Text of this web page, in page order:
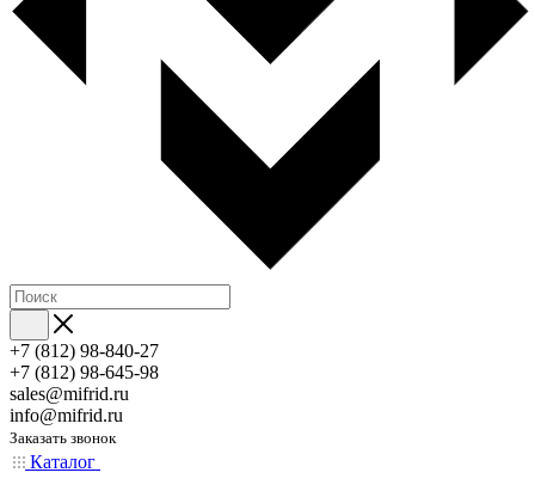
+7 (812) 98-840-27
+7 (812) 98-645-98
sales@mifrid.ru
info@mifrid.ru
Заказать звонок
Каталог